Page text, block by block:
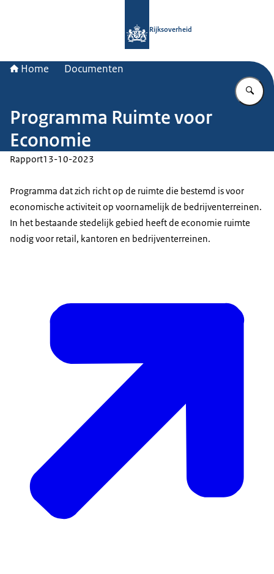
Rijksoverheid
Home Documenten
Programma Ruimte voor
Economie
Rapport13-10-2023
Programma dat zich richt op de ruimte die bestemd is voor
economische activiteit op voornamelijk de bedrijventerreinen.
In het bestaande stedelijk gebied heeft de economie ruimte
nodig voor retail, kantoren en bedrijventerreinen.